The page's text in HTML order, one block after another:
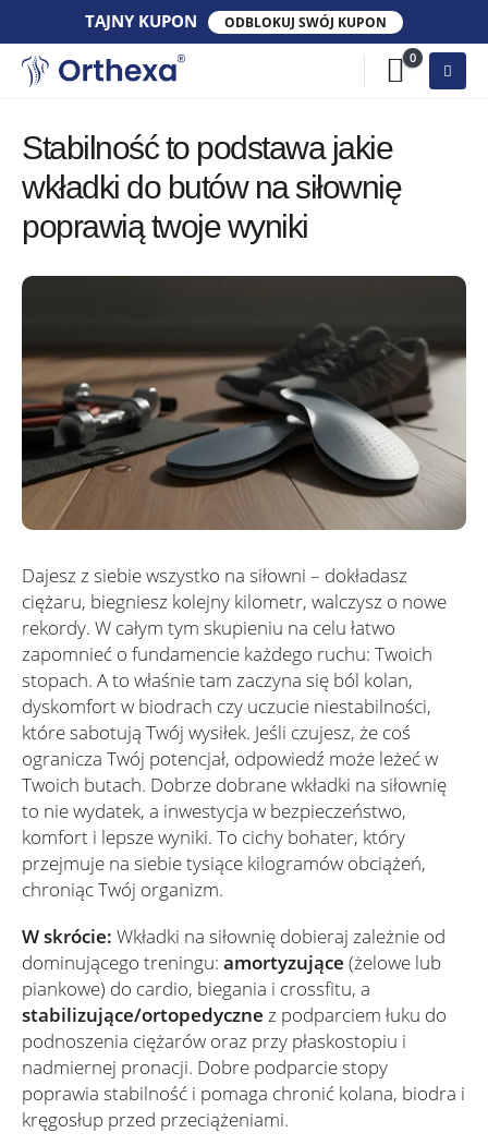
TAJNY​ KUPON​ ODBLOKUJ SWÓJ KUPON
0
Stabilność to podstawa jakie
wkładki do butów na siłownię
poprawią twoje wyniki
Dajesz z siebie wszystko na siłowni – dokładasz
ciężaru, biegniesz kolejny kilometr, walczysz o nowe
rekordy. W całym tym skupieniu na celu łatwo
zapomnieć o fundamencie każdego ruchu: Twoich
stopach. A to właśnie tam zaczyna się ból kolan,
dyskomfort w biodrach czy uczucie niestabilności,
które sabotują Twój wysiłek. Jeśli czujesz, że coś
ogranicza Twój potencjał, odpowiedź może leżeć w
Twoich butach. Dobrze dobrane wkładki na siłownię
to nie wydatek, a inwestycja w bezpieczeństwo,
komfort i lepsze wyniki. To cichy bohater, który
przejmuje na siebie tysiące kilogramów obciążeń,
chroniąc Twój organizm.
W skrócie: Wkładki na siłownię dobieraj zależnie od
dominującego treningu: amortyzujące (żelowe lub
piankowe) do cardio, biegania i crossfitu, a
stabilizujące/ortopedyczne z podparciem łuku do
podnoszenia ciężarów oraz przy płaskostopiu i
nadmiernej pronacji. Dobre podparcie stopy
poprawia stabilność i pomaga chronić kolana, biodra i
kręgosłup przed przeciążeniami.